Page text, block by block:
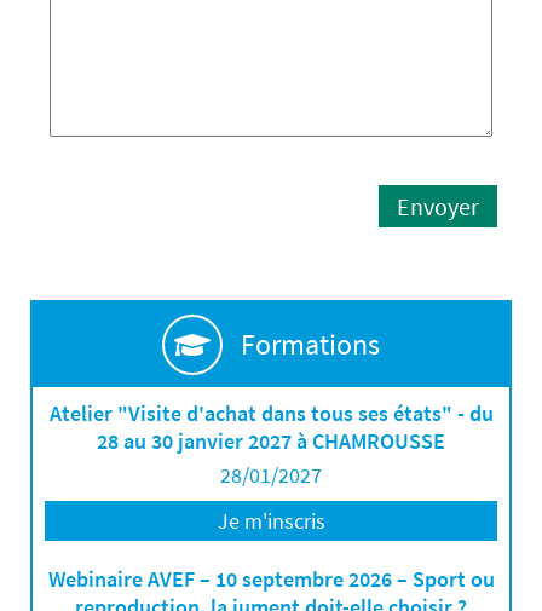
Envoyer
Formations
Atelier "Visite d'achat dans tous ses états" - du
28 au 30 janvier 2027 à CHAMROUSSE
28/01/2027
Je m'inscris
Webinaire AVEF – 10 septembre 2026 – Sport ou